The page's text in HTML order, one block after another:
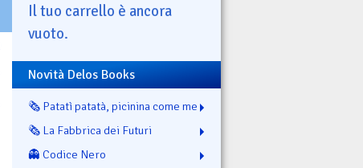
Il tuo carrello è ancora
vuoto.
Novità Delos Books
🗞️ Patatì patatà, picinina come me
🗞️ La Fabbrica dei Futuri
👻 Codice Nero